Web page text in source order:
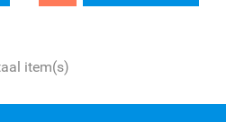
item(s)